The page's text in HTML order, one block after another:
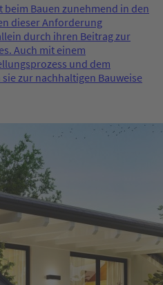
Bauen zunehmend in den
dieser Anforderung
durch ihren Beitrag zur
Auch mit einem
und dem
zur nachhaltigen Bauweise